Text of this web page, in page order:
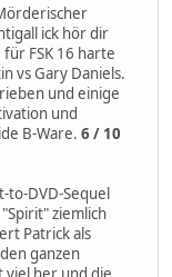
ick hör dir
FSK 16 harte
vs Gary Daniels.
und einige
und
B-Ware. 6 / 10
to-DVD-Sequel
ziemlich
Patrick als
ganzen